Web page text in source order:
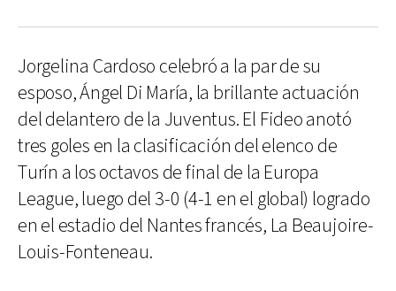
Jorgelina Cardoso celebró a la par de su
esposo, Ángel Di María, la brillante actuación
del delantero de la Juventus. El Fideo anotó
tres goles en la clasificación del elenco de
Turín a los octavos de final de la Europa
League, luego del 3-0 (4-1 en el global) logrado
en el estadio del Nantes francés, La Beaujoire-
Louis-Fonteneau.